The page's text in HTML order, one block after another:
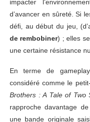
impacter
d’avancer en sûreté. Si
défi, au début du jeu,
de rembobiner) ; elles
une certaine résistance
En terme de
considéré comme le
Brothers : A Tale of Two
rapproche davantage de
une bande originale